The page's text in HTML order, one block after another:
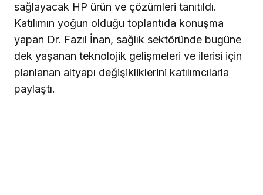
sağlayacak HP ürün ve çözümleri tanıtıldı.
Katılımın yoğun olduğu toplantıda konuşma
yapan Dr. Fazıl İnan, sağlık sektöründe bugüne
dek yaşanan teknolojik gelişmeleri ve ilerisi için
planlanan altyapı değişikliklerini katılımcılarla
paylaştı.